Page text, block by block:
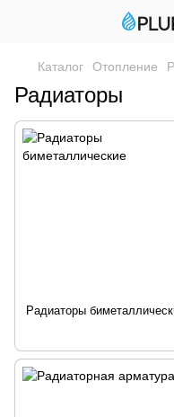
Каталог Отопление
Радиаторы
Радиаторы